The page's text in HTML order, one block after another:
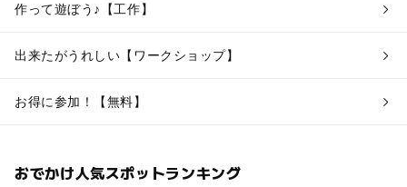
作って遊ぼう♪【工作】
出来たがうれしい【ワークショップ】
お得に参加！【無料】
おでかけ人気スポットランキング